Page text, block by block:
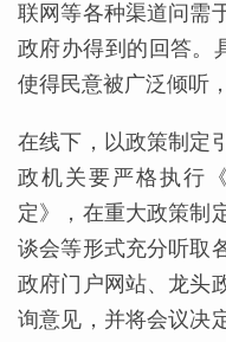
联网等各种渠道问需
政府办得到的回答。
使得民意被广泛倾
在线下，以政策制定
政机关要严格执行
定》，在重大政策制
谈会等形式充分听取
政府门户网站、龙头
询意见，并将会议决